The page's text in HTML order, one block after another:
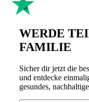
WERDE
FAMILIE
Sicher dir jetzt die
und entdecke
gesundes,